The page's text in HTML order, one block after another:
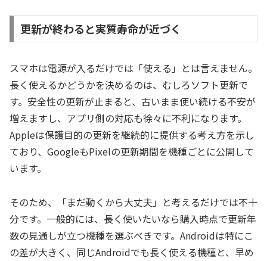
更新が終わると実質寿命が近づく
スマホは電源が入るだけでは「使える」とは言えません。
長く使えるかどうかを決めるのは、むしろソフト更新で
す。安全性の更新が止まると、古いまま使い続ける不安が
増えますし、アプリ側の対応も徐々に不利になります。
Appleは保護目的の更新を継続的に提供する考え方を示し
ており、GoogleもPixelの更新期間を機種ごとに公開して
います。
そのため、「まだ動くから大丈夫」と考えるだけでは不十
分です。一般的には、長く使いたいなら購入時点で更新年
数の見通しが立つ機種を選ぶべきです。Androidは特にこ
の差が大きく、同じAndroidでも長く使える機種と、早め